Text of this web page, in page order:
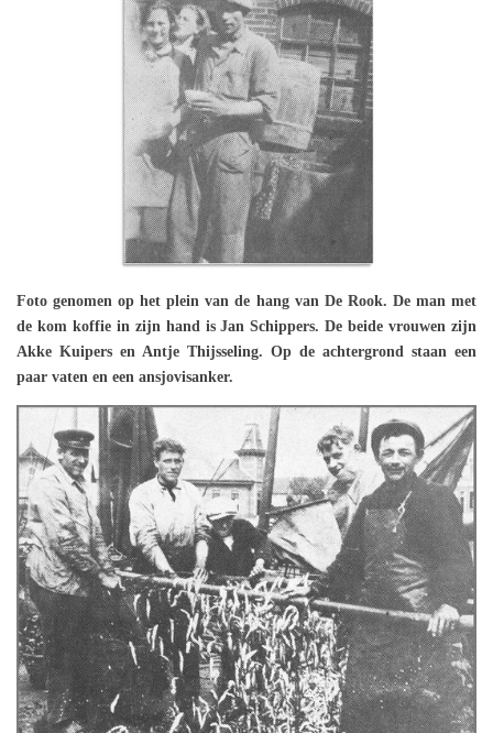
Foto genomen op het plein van de hang van De Rook. De man met
de kom koffie in zijn hand is Jan Schippers. De beide vrouwen zijn
Akke Kuipers en Antje Thijsseling. Op de achtergrond staan een
paar vaten en een ansjovisanker.